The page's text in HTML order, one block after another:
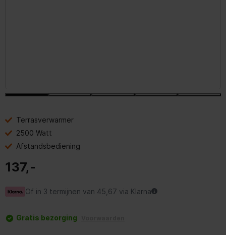
Terrasverwarmer
2500 Watt
Afstandsbediening
137,-
Of in 3 termijnen van 45,67 via Klarna
Gratis bezorging